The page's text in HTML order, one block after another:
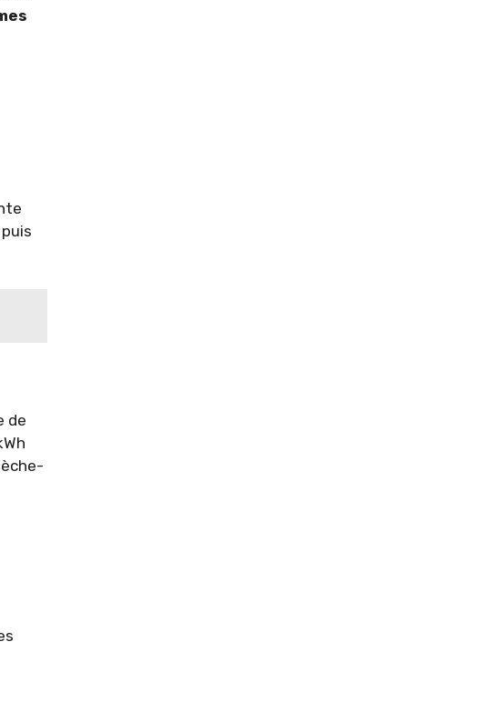
de